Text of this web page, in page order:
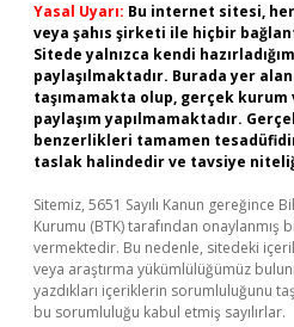
Yasal Uyarı: Bu internet sitesi,
veya şahıs şirketi ile hiçbir
Sitede yalnızca kendi
paylaşılmaktadır. Burada yer
taşımamakta olup, gerçek kurum
paylaşım yapılmamaktadır.
benzerlikleri tamamen
taslak halindedir ve tavsiye
Sitemiz, 5651 Sayılı Kanun gereğince
Kurumu (BTK) tarafından onaylanmış
vermektedir. Bu nedenle, sitedeki
veya araştırma yükümlülüğümüz
yazdıkları içeriklerin sorumluluğunu
bu sorumluluğu kabul etmiş sayılırlar.